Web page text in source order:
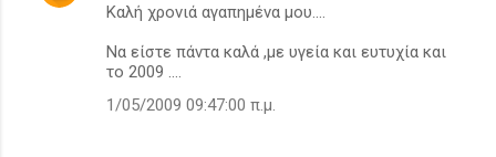
Καλή χρονιά αγαπημένα μου....
Να είστε πάντα καλά ,με υγεία και ευτυχία και
το 2009 ....
1/05/2009 09:47:00 π.μ.